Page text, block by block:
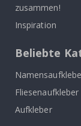
zusammen!
Inspiration
Beliebte
Fliesenaufkleber
Aufkleber